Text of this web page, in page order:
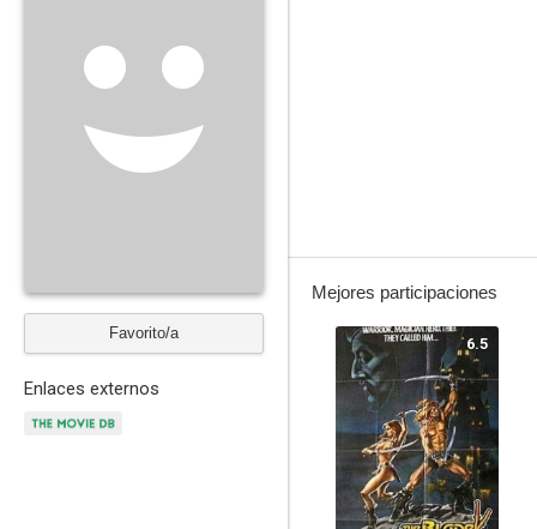
Favorito/a
Enlaces externos
Mejores participaciones
6.5